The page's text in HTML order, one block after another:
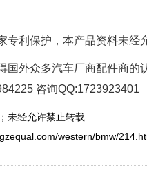
利保护，本产品资料未经
外众多汽车厂商配件商的
咨询QQ:1723923401
未经允许禁止转载
western/bmw/